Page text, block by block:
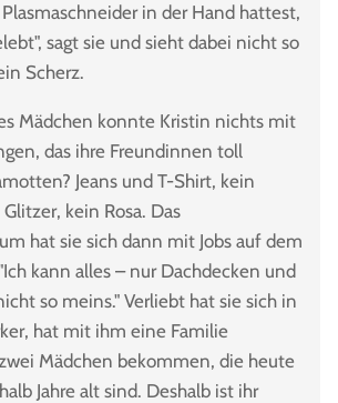
in der Hand hattest,
sagt sie und sieht dabei nicht so
Scherz.
Mädchen konnte Kristin nichts mit
das ihre Freundinnen toll
Jeans und T-Shirt, kein
kein Rosa. Das
hat sie sich dann mit Jobs auf dem
kann alles – nur Dachdecken und
so meins." Verliebt hat sie sich in
hat mit ihm eine Familie
Mädchen bekommen, die heute
Jahre alt sind. Deshalb ist ihr